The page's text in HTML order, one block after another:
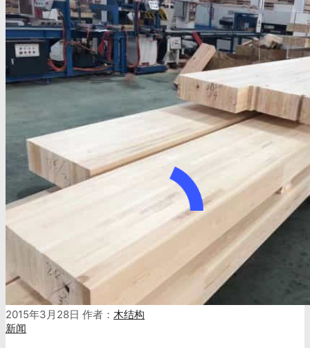
2015年3月28日 作者： 木结构
新闻